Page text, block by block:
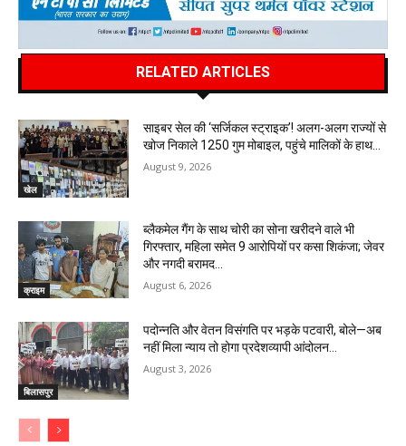
RELATED ARTICLES
खेल
साइबर सेल की ‘सर्जिकल स्ट्राइक’! अलग-अलग राज्यों से
खोज निकाले 1250 गुम मोबाइल, पहुंचे मालिकों के हाथ…
August 9, 2026
क्राइम
ब्लैकमेल गैंग के साथ चोरी का सोना खरीदने वाले भी
गिरफ्तार, महिला समेत 9 आरोपियों पर कसा शिकंजा; जेवर
और नगदी बरामद…
August 6, 2026
बिलासपुर
पदोन्नति और वेतन विसंगति पर भड़के पटवारी, बोले—अब
नहीं मिला न्याय तो होगा प्रदेशव्यापी आंदोलन…
August 3, 2026